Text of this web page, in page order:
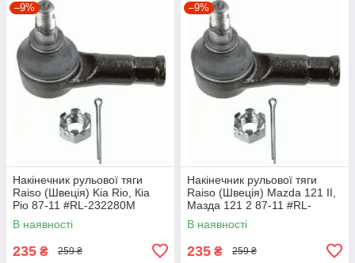
–9%
Накінечник рульової тяги
Raiso (Швеція) Kia Rio, Кіа
Ріо 87-11 #RL-232280M
UAKCOCW7
В наявності
235 ₴ 259 ₴
–9%
Накінечник рульової тяги
Raiso (Швеція) Mazda 121 II,
Мазда 121 2 87-11 #RL-
232280M UAKCOCW7
В наявності
235 ₴ 259 ₴